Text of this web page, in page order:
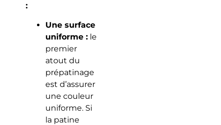
:
Une surface
uniforme :le
premier
atout du
prépatinage
est d’assurer
une couleur
uniforme. Si
la patine